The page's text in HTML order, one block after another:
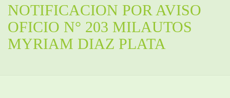
NOTIFICACION POR AVISO
OFICIO N° 203 MILAUTOS
MYRIAM DIAZ PLATA